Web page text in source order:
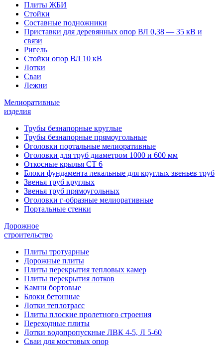
Плиты ЖБИ
Стойки
Составные подножники
Приставки для деревянных опор ВЛ 0,38 — 35 кВ и
связи
Ригель
Стойки опор ВЛ 10 кВ
Лотки
Сваи
Лежни
Мелиоративные
изделия
Трубы безнапорные круглые
Трубы безнапорные прямоугольные
Оголовки портальные мелиоративные
Оголовки для труб диаметром 1000 и 600 мм
Откосные крылья СТ 6
Блоки фундамента лекальные для круглых звеньев труб
Звенья труб круглых
Звенья труб прямоугольных
Оголовки г-образные мелиоративные
Портальные стенки
Дорожное
строительство
Плиты тротуарные
Дорожные плиты
Плиты перекрытия тепловых камер
Плиты перекрытия лотков
Камни бортовые
Блоки бетонные
Лотки теплотрасс
Плиты плоские пролетного строения
Переходные плиты
Лотки водопропускные ЛВК 4-5, Л 5-60
Сваи для мостовых опор